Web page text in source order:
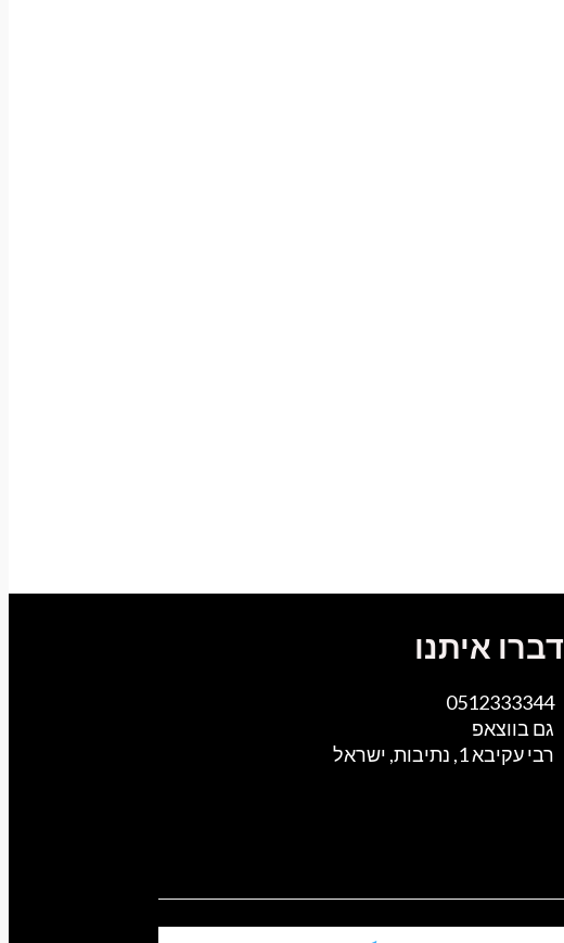
דברו איתנו
0512333344
גם בווצאפ
רבי עקיבא 1, נתיבות, ישראל